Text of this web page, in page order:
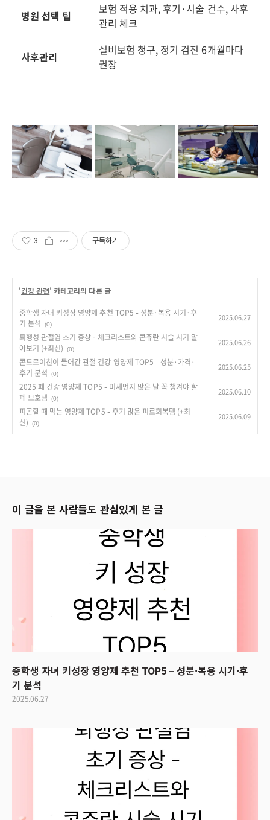
병원 선택 팁
보험 적용 치과, 후기·시술 건수, 사후
관리 체크
사후관리
실비보험 청구, 정기 검진 6개월마다
권장
3 구독하기
'건강 관련' 카테고리의 다른 글
중학생 자녀 키성장 영양제 추천 TOP5 – 성분·복용 시기·후
기 분석
(0)
2025.06.27
퇴행성 관절염 초기 증상 - 체크리스트와 콘쥬란 시술 시기 알
아보기 (+최신)
(0)
2025.06.26
콘드로이친이 들어간 관절 건강 영양제 TOP5 – 성분·가격·
후기 분석
(0)
2025.06.25
2025 폐 건강 영양제 TOP5 – 미세먼지 많은 날 꼭 챙겨야 할
폐 보호템
(0)
2025.06.10
피곤할 때 먹는 영양제 TOP5 – 후기 많은 피로회복템 (+최
신)
(0)
2025.06.09
이 글을 본 사람들도 관심있게 본 글
중학생 자녀 키성장 영양제 추천 TOP5 – 성분·복용 시기·후
기 분석
2025.06.27